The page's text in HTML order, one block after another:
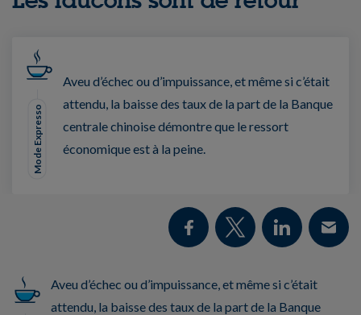
Mode Expresso
Aveu d’échec ou d’impuissance, et même si c’était
attendu, la baisse des taux de la part de la Banque
centrale chinoise démontre que le ressort
économique est à la peine.
Aveu d’échec ou d’impuissance, et même si c’était
attendu, la baisse des taux de la part de la Banque